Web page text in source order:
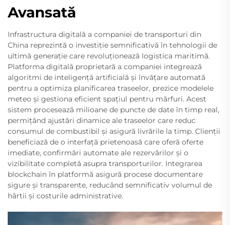
Avansată
Infrastructura digitală a companiei de transporturi din
China reprezintă o investiție semnificativă în tehnologii de
ultimă generație care revoluționează logistica maritimă.
Platforma digitală proprietară a companiei integrează
algoritmi de inteligență artificială și învățare automată
pentru a optimiza planificarea traseelor, prezice modelele
meteo și gestiona eficient spațiul pentru mărfuri. Acest
sistem procesează milioane de puncte de date în timp real,
permițând ajustări dinamice ale traseelor care reduc
consumul de combustibil și asigură livrările la timp. Clienții
beneficiază de o interfață prietenoasă care oferă oferte
imediate, confirmări automate ale rezervărilor și o
vizibilitate completă asupra transporturilor. Integrarea
blockchain în platformă asigură procese documentare
sigure și transparente, reducând semnificativ volumul de
hârtii și costurile administrative.